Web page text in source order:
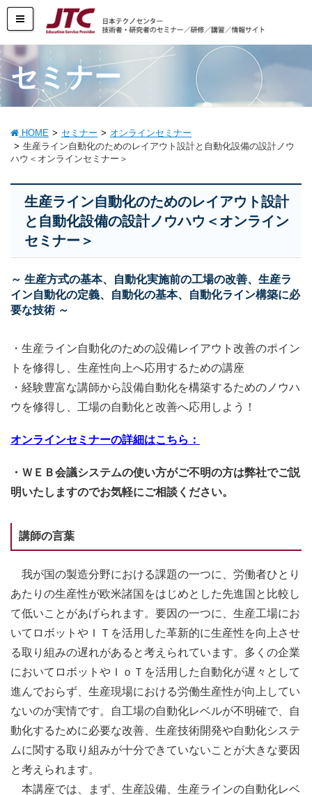
セミナー
HOME セミナー
オンラインセミナー
生産ライン自動化のためのレイアウト設計と自動化設備の設計ノウ
ハウ＜オンラインセミナー＞
生産ライン自動化のためのレイアウト設計
と自動化設備の設計ノウハウ＜オンライン
セミナー＞
～ 生産方式の基本、自動化実施前の工場の改善、生産ラ
イン自動化の定義、自動化の基本、自動化ライン構築に必
要な技術 ～
・生産ライン自動化のための設備レイアウト改善のポイン
トを修得し、生産性向上へ応用するための講座
・経験豊富な講師から設備自動化を構築するためのノウハ
ウを修得し、工場の自動化と改善へ応用しよう！
オンラインセミナーの詳細はこちら：
・ＷＥＢ会議システムの使い方がご不明の方は弊社でご説
明いたしますのでお気軽にご相談ください。
講師の言葉
我が国の製造分野における課題の一つに、労働者ひとり
あたりの生産性が欧米諸国をはじめとした先進国と比較し
て低いことがあげられます。要因の一つに、生産工場にお
いてロボットやＩＴを活用した革新的に生産性を向上させ
る取り組みの遅れがあると考えられています。多くの企業
においてロボットやＩｏＴを活用した自動化が遅々として
進んでおらず、生産現場における労働生産性が向上してい
ないのが実情です。自工場の自動化レベルが不明確で、自
動化するために必要な改善、生産技術開発や自動化システ
ムに関する取り組みが十分できていないことが大きな要因
と考えられます。
本講座では、まず、生産設備、生産ラインの自動化レベ